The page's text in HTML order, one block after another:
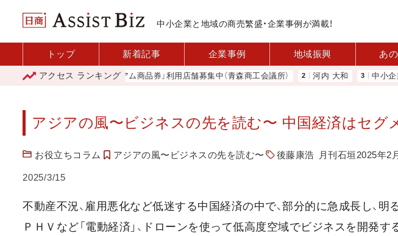
中小企業と地域の商売繁盛・企業事例が満載！
トップ 新着記事 企業事例 地域振興 あ
アクセス ランキング
「青森市プレミアム商品券」利用店舗募集中（青森商工会議所） 河内 大和 中小企業実態
アジアの風〜ビジネスの先を読む〜 中国経済はセグ
お役立ちコラム アジアの風〜ビジネスの先を読む〜 後藤康浩 月刊石垣2025年2
2025/3/15
不動産不況、雇用悪化など低迷する中国経済の中で、部分的に急成長し、明
ＰＨＶなど「電動経済」、ドローンを使って低高度空域でビジネスを開発す